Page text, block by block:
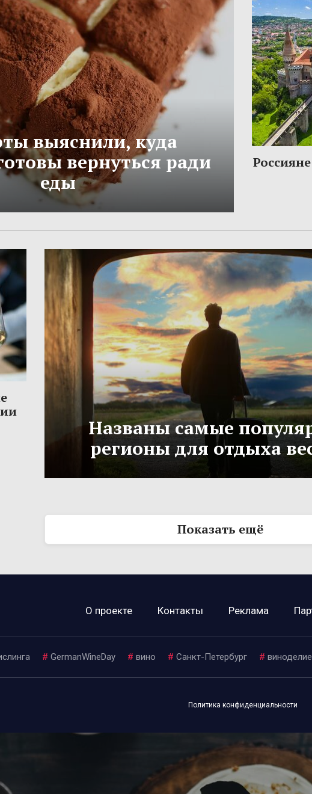
выяснили, куда
вернуться ради
еды
Названы самые
регионы для отдыха
Показать ещё
О проекте Контакты Реклама
# GermanWineDay # вино # Санкт-Петербург # виноделие
Политика конфиденциальности